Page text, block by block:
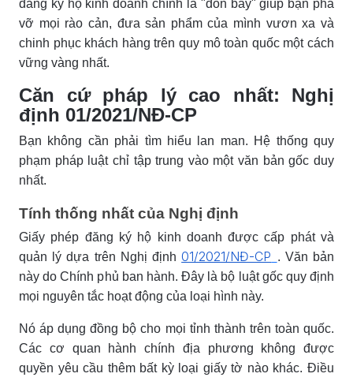
đăng ký hộ kinh doanh chính là "đòn bẩy" giúp bạn phá
vỡ mọi rào cản, đưa sản phẩm của mình vươn xa và
chinh phục khách hàng trên quy mô toàn quốc một cách
vững vàng nhất.
Căn cứ pháp lý cao nhất: Nghị
định 01/2021/NĐ-CP
Bạn không cần phải tìm hiểu lan man. Hệ thống quy
phạm pháp luật chỉ tập trung vào một văn bản gốc duy
nhất.
Tính thống nhất của Nghị định
Giấy phép đăng ký hộ kinh doanh được cấp phát và
quản lý dựa trên Nghị định 01/2021/NĐ-CP . Văn bản
này do Chính phủ ban hành. Đây là bộ luật gốc quy định
mọi nguyên tắc hoạt động của loại hình này.
Nó áp dụng đồng bộ cho mọi tỉnh thành trên toàn quốc.
Các cơ quan hành chính địa phương không được
quyền yêu cầu thêm bất kỳ loại giấy tờ nào khác. Điều